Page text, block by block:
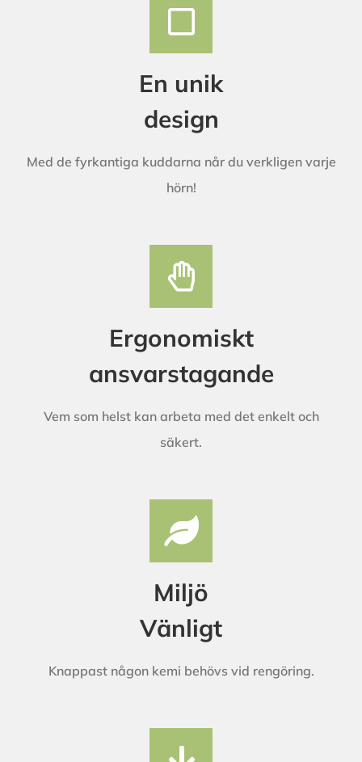
En unik
design
Med de fyrkantiga kuddarna når du verkligen varje
hörn!
Ergonomiskt
ansvarstagande
Vem som helst kan arbeta med det enkelt och
säkert.
Miljö
Vänligt
Knappast någon kemi behövs vid rengöring.